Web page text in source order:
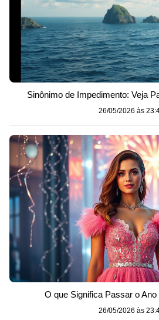
Sinônimo de Impedimento: Veja
26/05/2026 às
O que Significa Passar o
26/05/2026 às